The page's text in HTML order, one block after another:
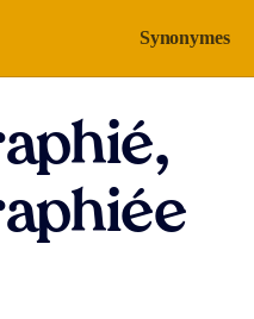
Synonymes